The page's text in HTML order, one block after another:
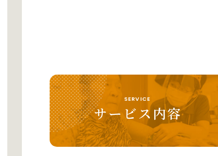
SERVICE
サービス内容